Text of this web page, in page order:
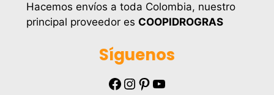
Hacemos envíos a toda Colombia, nuestro
principal proveedor es COOPIDROGRAS
Síguenos
Facebook Instagram Pinterest YouTube